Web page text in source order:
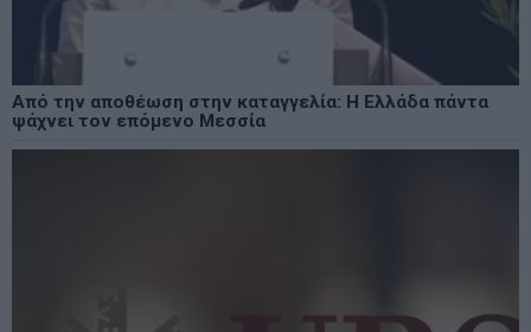
Από την αποθέωση στην καταγγελία: Η Ελλάδα πάντα
ψάχνει τον επόμενο Μεσσία